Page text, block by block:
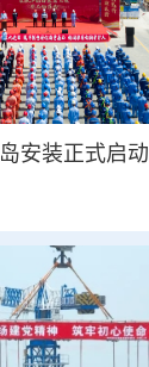
安装正式启动